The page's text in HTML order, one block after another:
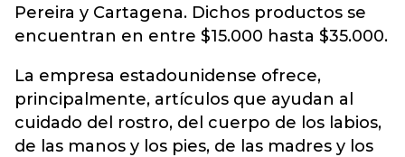
Pereira y Cartagena. Dichos productos se
encuentran en entre $15.000 hasta $35.000.
La empresa estadounidense ofrece,
principalmente, artículos que ayudan al
cuidado del rostro, del cuerpo de los labios,
de las manos y los pies, de las madres y los